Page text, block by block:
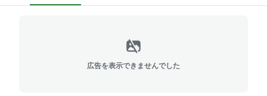
広告を表示できませんでした